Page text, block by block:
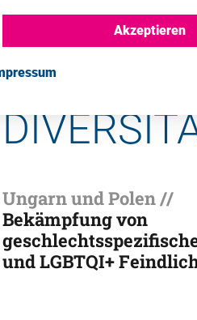
04
Ungarn und Polen //
Bekämpfung von
und LGBTQI+
Akzeptieren